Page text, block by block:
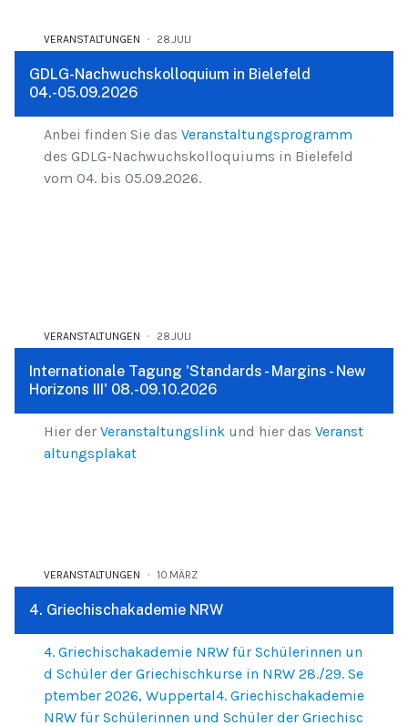
VERANSTALTUNGEN 28.JULI
GDLG-Nachwuchskolloquium in Bielefeld
04.-05.09.2026
Anbei finden Sie das Veranstaltungsprogramm
des GDLG-Nachwuchskolloquiums in Bielefeld
vom 04. bis 05.09.2026.
VERANSTALTUNGEN 28.JULI
Internationale Tagung 'Standards - Margins - New
Horizons III' 08.-09.10.2026
Hier der Veranstaltungslink und hier das Veranst
altungsplakat
VERANSTALTUNGEN 10.MÄRZ
4. Griechischakademie NRW
4. Griechischakademie NRW für Schülerinnen un
d Schüler der Griechischkurse in NRW 28./29. Se
ptember 2026, Wuppertal4. Griechischakademie
NRW für Schülerinnen und Schüler der Griechisc